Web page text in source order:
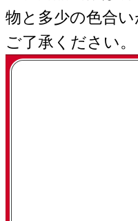
物と多少の色合
ご了承ください。